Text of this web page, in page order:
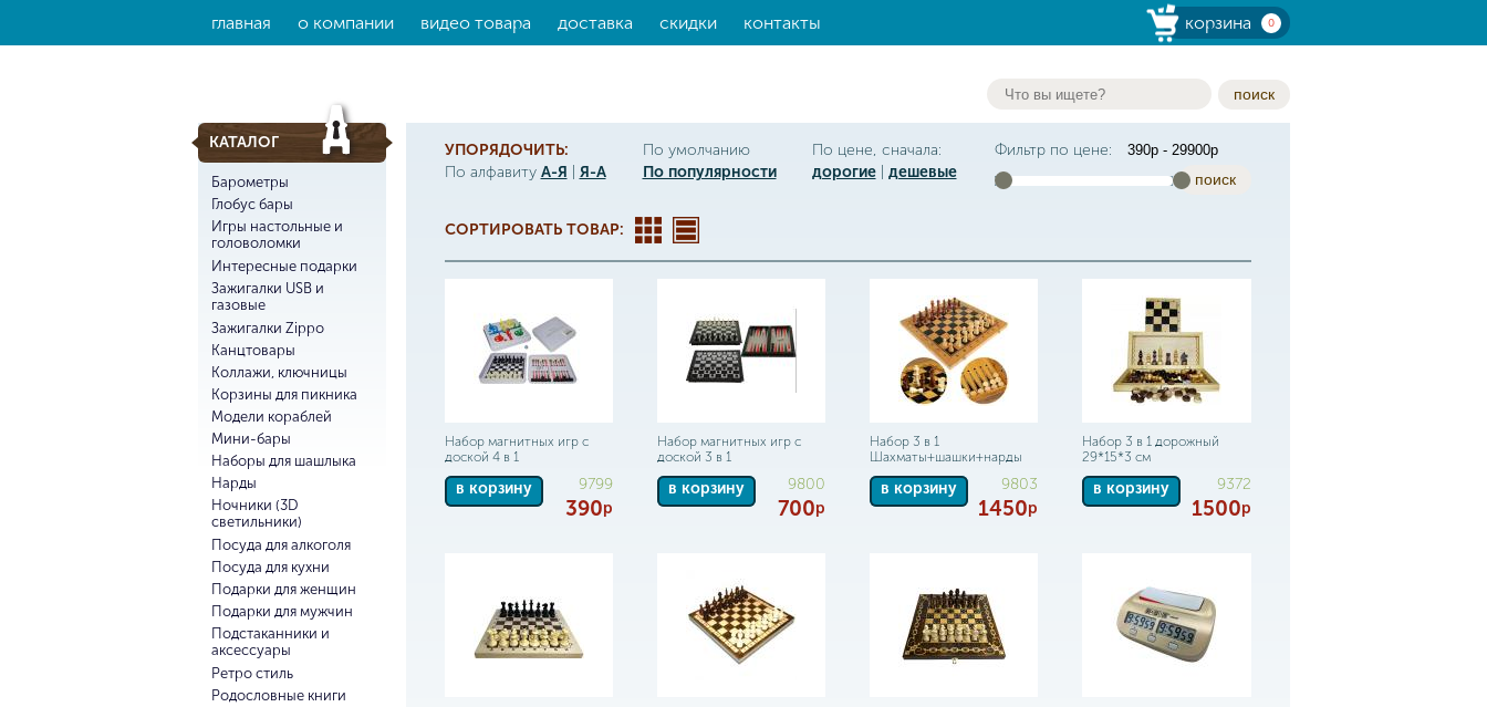
главная о компании видео товара доставка скидки контакты корзина 0
поиск
КАТАЛОГ
Барометры
Глобус бары
Игры настольные и
головоломки
Интересные подарки
Зажигалки USB и
газовые
Зажигалки Zippo
Канцтовары
Коллажи, ключницы
Корзины для пикника
Модели кораблей
Мини-бары
Наборы для шашлыка
Нарды
Ночники (3D
светильники)
Посуда для алкоголя
Посуда для кухни
Подарки для женщин
Подарки для мужчин
Подстаканники и
аксессуары
Ретро стиль
Родословные книги
УПОРЯДОЧИТЬ:
По алфавиту А-Я Я-А
По умолчанию
По популярности
По цене, сначала:
дорогие| дешевые
Фильтр по цене:
поиск
СОРТИРОВАТЬ ТОВАР:
Набор магнитных игр с
доской 4 в 1
в корзину 9799
390р
Набор магнитных игр с
доской 3 в 1
в корзину 9800
700р
Набор 3 в 1
Шахматы+шашки+нарды
в корзину 9803
1450р
Набор 3 в 1 дорожный
29*15*3 см
в корзину 9372
1500р